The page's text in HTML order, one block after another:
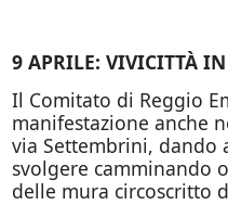
9 APRILE: VIVICITTÀ IN
Il Comitato di Reggio
manifestazione anche
via Settembrini, dando
svolgere camminando
delle mura circoscritto